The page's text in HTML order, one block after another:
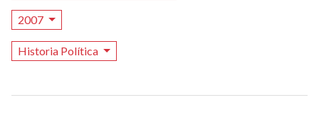
2007
Historia Política